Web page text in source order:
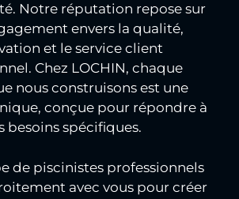
Notre réputation repose sur
envers la qualité,
et le service client
Chez LOCHIN, chaque
nous construisons est une
conçue pour répondre à
besoins spécifiques.
de piscinistes professionnels
avec vous pour créer